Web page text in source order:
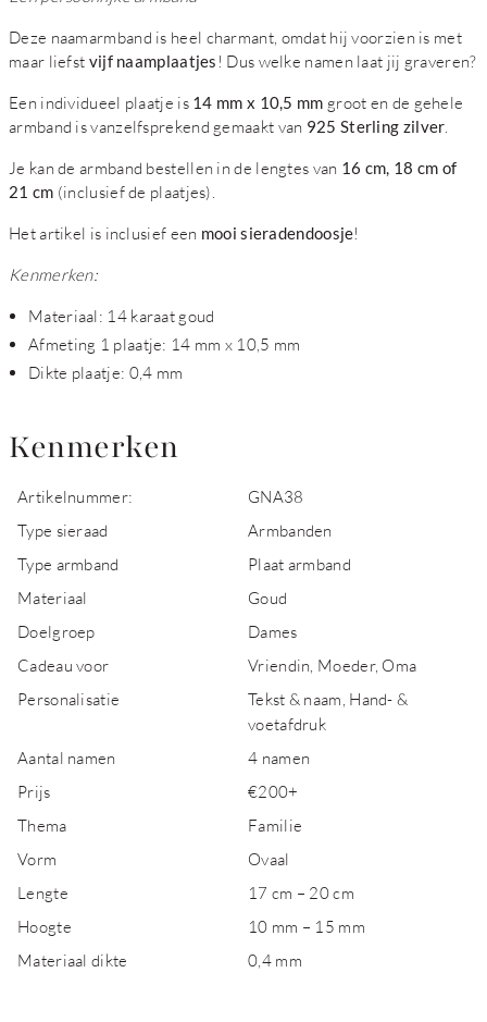
Deze naamarmband is heel charmant, omdat hij voorzien is met
maar liefst vijf naamplaatjes ! Dus welke namen laat jij graveren?
Een individueel plaatje is 14 mm x 10,5 mm groot en de gehele
armband is vanzelfsprekend gemaakt van 925 Sterling zilver
Je kan de armband bestellen in de lengtes van 16 cm, 18 cm of
21 cm (inclusief de plaatjes).
Het artikel is inclusief een mooi sieradendoosje!
Kenmerken:
Materiaal: 14 karaat goud
Afmeting 1 plaatje: 14 mm x 10,5 mm
Dikte plaatje: 0,4 mm
Kenmerken
Artikelnummer:
GNA38
Type sieraad
Armbanden
Type armband
Plaat armband
Materiaal
Goud
Doelgroep
Dames
Cadeau voor
Vriendin, Moeder, Oma
Personalisatie
Tekst & naam, Hand- &
voetafdruk
Aantal namen
4 namen
Prijs
€200+
Thema
Familie
Vorm
Ovaal
Lengte
17 cm – 20 cm
Hoogte
10 mm – 15 mm
Materiaal dikte
0,4 mm